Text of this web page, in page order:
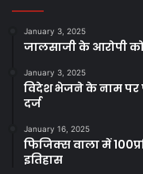
January 3, 2025
जालसाजी के आरोपी
January 3, 2025
विदेश भेजने के नाम पर
दर्ज
January 16, 2025
फिजिक्स वाला में
इतिहास